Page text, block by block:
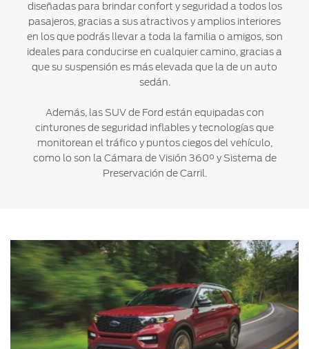
diseñadas para brindar confort y seguridad a todos los
pasajeros, gracias a sus atractivos y amplios interiores
en los que podrás llevar a toda la familia o amigos, son
ideales para conducirse en cualquier camino, gracias a
que su suspensión es más elevada que la de un auto
sedán.
Además, las SUV de Ford están equipadas con
cinturones de seguridad inflables y tecnologías que
monitorean el tráfico y puntos ciegos del vehículo,
como lo son la Cámara de Visión 360° y Sistema de
Preservación de Carril.